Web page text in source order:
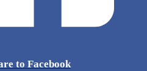
to Facebook